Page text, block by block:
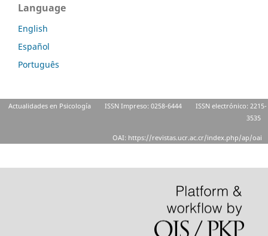
Language
English
Español
Português
Actualidades en Psicología ISSN Impreso: 0258-6444
ISSN electrónico: 2215-
3535
OAI: https://revistas.ucr.ac.cr/index.php/ap/oai